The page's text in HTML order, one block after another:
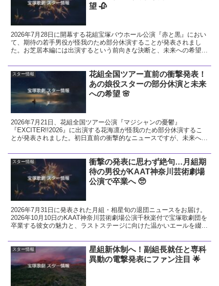
望 🥀
2026年7月28日に開幕する花組宝塚バウホール公演『赤と黒』におい
て、期待の若手男役が怪我のため部分休演することが発表されまし
た。お芝居本編には出演するという前向きな決断と、未来への希望に
スター情報
花組全国ツアー直前の衝撃発表！
あの娘役スターの部分休演と未来
への希望 🌸
2026年7月21日、花組全国ツアー公演『マジシャンの憂鬱』
『EXCITER!!2026』に出演する花海凛が怪我のため部分休演するこ
とが発表されました。初日直前の衝撃的なニュースですが、未来への
送ります。
スター情報
衝撃の発表に思わず絶句…月組期
待の男役がKAAT神奈川芸術劇場
公演で卒業へ 🥺
2026年7月31日に発表された月組・相星旬の退団ニュースをお届け。
2026年10月10日のKAAT神奈川芸術劇場公演千秋楽付で宝塚歌劇団を
卒業する彼女の魅力と、ラストステージに向けた温かいエールを綴り
スター情報
星組新体制へ！副組長就任と専科
異動の電撃発表にファン注目 🌟